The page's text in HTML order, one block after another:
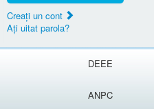
Creaţi un cont
Aţi uitat parola?
DEEE
ANPC